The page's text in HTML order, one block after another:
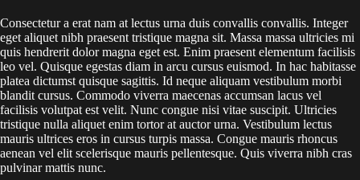
Consectetur a erat nam at lectus urna duis convallis convallis. Integer
eget aliquet nibh praesent tristique magna sit. Massa massa ultricies mi
quis hendrerit dolor magna eget est. Enim praesent elementum facilisis
leo vel. Quisque egestas diam in arcu cursus euismod. In hac habitasse
platea dictumst quisque sagittis. Id neque aliquam vestibulum morbi
blandit cursus. Commodo viverra maecenas accumsan lacus vel
facilisis volutpat est velit. Nunc congue nisi vitae suscipit. Ultricies
tristique nulla aliquet enim tortor at auctor urna. Vestibulum lectus
mauris ultrices eros in cursus turpis massa. Congue mauris rhoncus
aenean vel elit scelerisque mauris pellentesque. Quis viverra nibh cras
pulvinar mattis nunc.